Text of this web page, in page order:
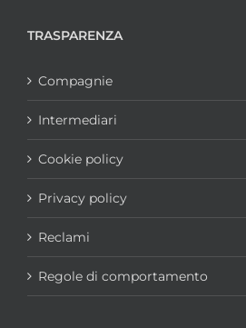
TRASPARENZA
Compagnie
Intermediari
Cookie policy
Privacy policy
Reclami
Regole di comportamento